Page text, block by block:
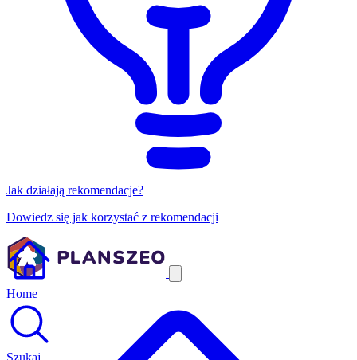
Jak działają rekomendacje?
Dowiedz się jak korzystać z rekomendacji
Home
Szukaj